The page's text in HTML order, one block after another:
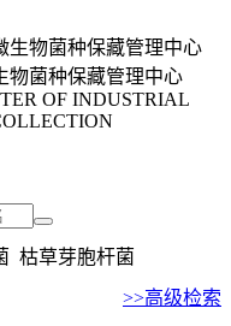
物菌种保藏管理中心
OF INDUSTRIAL
枯草芽胞杆菌
>>高级检索